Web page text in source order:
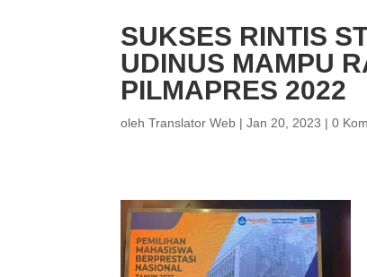
SUKSES RINTIS
UDINUS MAMPU
PILMAPRES 2022
olehTranslator Web |Jan 20, 2023 |0